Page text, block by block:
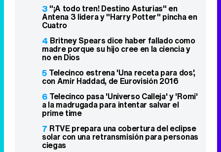
3 "¡A todo tren! Destino Asturias" en
Antena 3 lidera y "Harry Potter" pincha en
Cuatro
4 Britney Spears dice haber fallado como
madre porque su hijo cree en la ciencia y
no en Dios
5 Telecinco estrena 'Una receta para dos',
con Amir Haddad, de Eurovisión 2016
6 Telecinco pasa 'Universo Calleja' y 'Romi'
a la madrugada para intentar salvar el
prime time
7 RTVE prepara una cobertura del eclipse
solar con una retransmisión para personas
ciegas